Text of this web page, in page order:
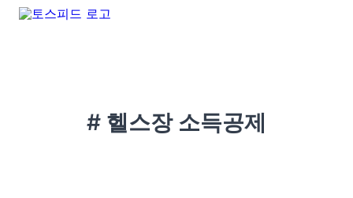
# 헬스장 소득공제